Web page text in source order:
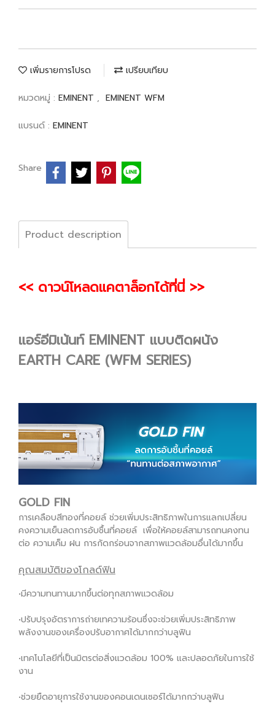
เพิ่มรายการโปรด เปรียบเทียบ
หมวดหมู่ : EMINENT , EMINENT WFM
แบรนด์ : EMINENT
Share
Product description
<< ดาวน์โหลดแคตาล็อกได้ที่นี่ >>
แอร์อีมิเน้นท์ EMINENT แบบติดผนัง
EARTH CARE (WFM SERIES)
GOLD FIN
การเคลือบสีทองที่คอยล์ ช่วยเพิ่มประสิทธิภาพในการแลกเปลี่ยน
คงความเย็นลดการอับชื้นที่คอยล์ เพื่อให้คอยล์สามารถทนคงทน
ต่อ ความเค็ม ฝน การกัดกร่อนจากสภาพแวดล้อมอื่นได้มากขึ้น
คุณสมบัติของโกลด์ฟิน
•มีความทนทานมากขึ้นต่อทุกสภาพแวดล้อม
•ปรับปรุงอัตราการถ่ายเทความร้อนซึ่งจะช่วยเพิ่มประสิทธิภาพ
พลังงานของเครื่องปรับอากาศได้มากกว่าบลูฟิน
•เทคโนโลยีที่เป็นมิตรต่อสิ่งแวดล้อม 100% และปลอดภัยในการใช้
งาน
•ช่วยยืดอายุการใช้งานของคอนเดนเซอร์ได้มากกว่าบลูฟิน